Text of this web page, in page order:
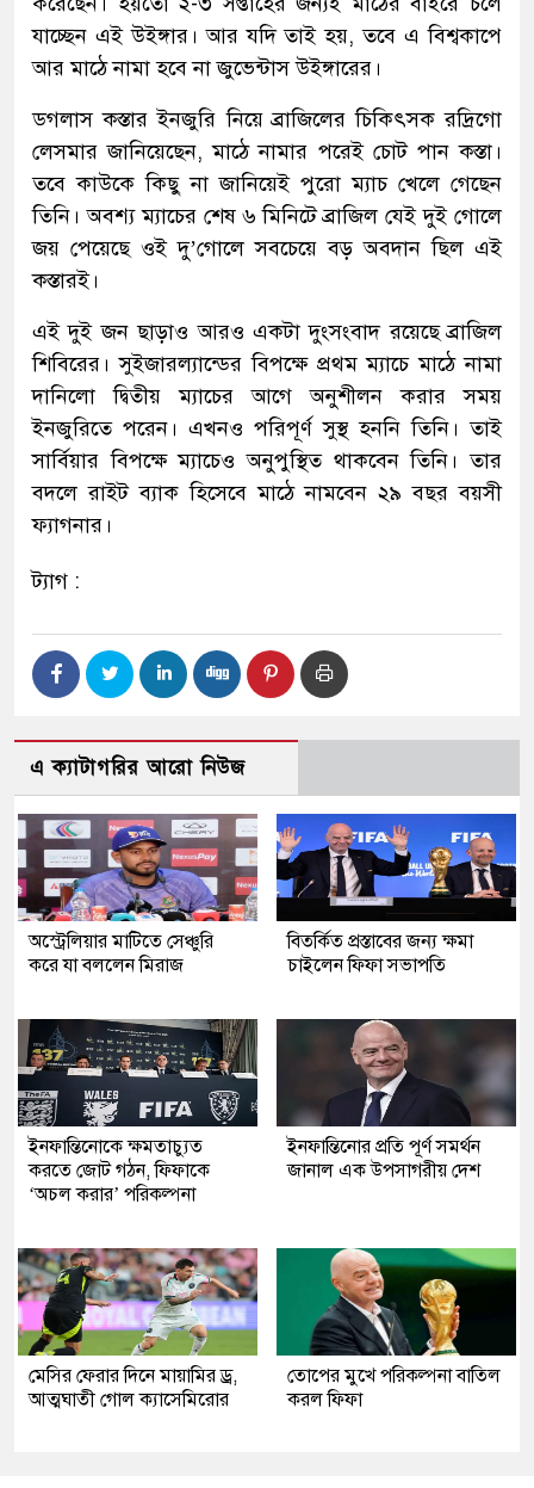
যাচ্ছেন এই উইঙ্গার। আর যদি তাই হয়, তবে এ বিশ্বকাপে
আর মাঠে নামা হবে না জুভেন্টাস উইঙ্গারের।
ডগলাস কস্তার ইনজুরি নিয়ে ব্রাজিলের চিকিৎসক রদ্রিগো
লেসমার জানিয়েছেন, মাঠে নামার পরেই চোট পান কস্তা।
তবে কাউকে কিছু না জানিয়েই পুরো ম্যাচ খেলে গেছেন
তিনি। অবশ্য ম্যাচের শেষ ৬ মিনিটে ব্রাজিল যেই দুই গোলে
জয় পেয়েছে ওই দু’গোলে সবচেয়ে বড় অবদান ছিল এই
কস্তারই।
এই দুই জন ছাড়াও আরও একটা দুংসংবাদ রয়েছে ব্রাজিল
শিবিরের। সুইজারল্যান্ডের বিপক্ষে প্রথম ম্যাচে মাঠে নামা
দানিলো দ্বিতীয় ম্যাচের আগে অনুশীলন করার সময়
ইনজুরিতে পরেন। এখনও পরিপূর্ণ সুস্থ হননি তিনি। তাই
সার্বিয়ার বিপক্ষে ম্যাচেও অনুপুস্থিত থাকবেন তিনি। তার
বদলে রাইট ব্যাক হিসেবে মাঠে নামবেন ২৯ বছর বয়সী
ফ্যাগনার।
ট্যাগ :
এ ক্যাটাগরির আরো নিউজ
অস্ট্রেলিয়ার মাটিতে সেঞ্চুরি
করে যা বললেন মিরাজ
বিতর্কিত প্রস্তাবের জন্য ক্ষমা
চাইলেন ফিফা সভাপতি
ইনফান্তিনোকে ক্ষমতাচ্যুত
করতে জোট গঠন, ফিফাকে
‘অচল করার’ পরিকল্পনা
ইনফান্তিনোর প্রতি পূর্ণ সমর্থন
জানাল এক উপসাগরীয় দেশ
মেসির ফেরার দিনে মায়ামির ড্র,
আত্মঘাতী গোল ক্যাসেমিরোর
তোপের মুখে পরিকল্পনা বাতিল
করল ফিফা